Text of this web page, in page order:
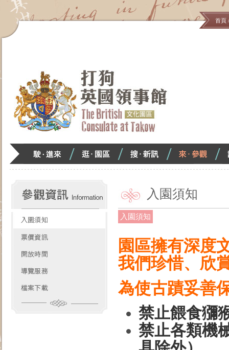
跳
區
塊
首頁
駛．
進
來
逛．
園
區
搜．
新
訊
來．
參
觀
文
化
入園須知
入園須知
園區擁有深度
我們珍惜、欣
為使古蹟妥善
禁止餵食獼
禁止各類機